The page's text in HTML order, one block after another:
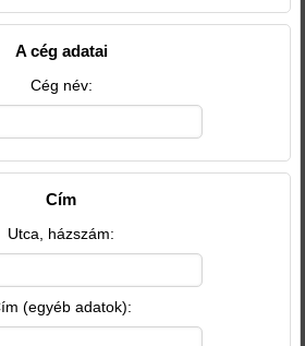
A cég adatai
Cég név:
Cím
Utca, házszám:
(egyéb adatok):